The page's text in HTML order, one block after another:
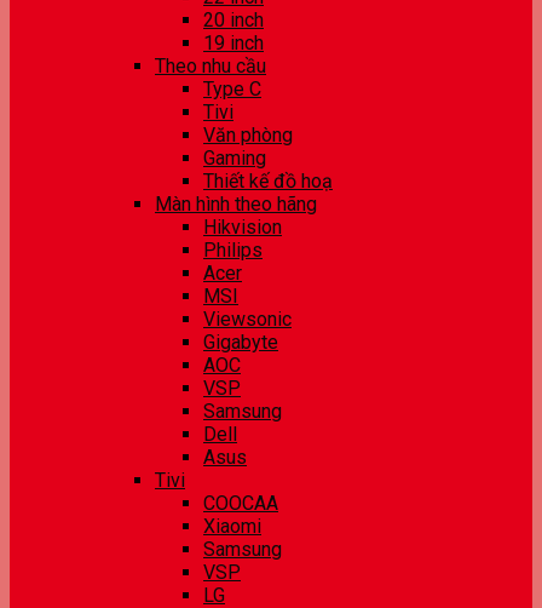
20 inch
19 inch
Theo nhu cầu
Type C
Tivi
Văn phòng
Gaming
Thiết kế đồ hoạ
Màn hình theo hãng
Hikvision
Philips
Acer
MSI
Viewsonic
Gigabyte
AOC
VSP
Samsung
Dell
Asus
Tivi
COOCAA
Xiaomi
Samsung
VSP
LG